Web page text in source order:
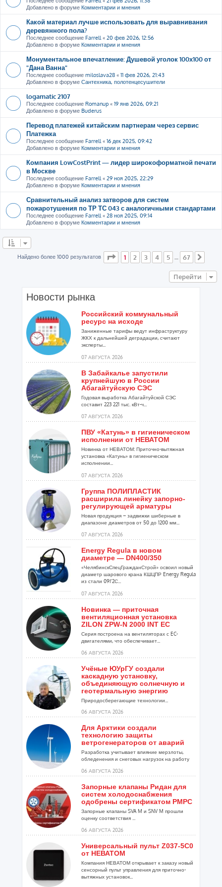
Добавлено в форуме Комментарии и мнения
Какой материал лучше использовать для выравнивания
деревянного пола?
Последнее сообщение Farrell « 20 фев 2026, 12:56
Добавлено в форуме Комментарии и мнения
Монументальное впечатление: Душевой уголок 100х100 от
"Дана Ванна"
Последнее сообщение miloslava28 « 11 фев 2026, 21:43
Добавлено в форуме Сантехника, полотенцесушители
logamatic 2107
Последнее сообщение Romanup « 19 янв 2026, 09:21
Добавлено в форуме Buderus
Перевод платежей китайским партнерам через сервис
Платежка
Последнее сообщение Farrell « 16 дек 2025, 09:42
Добавлено в форуме Комментарии и мнения
Компания LowCostPrint — лидер широкоформатной печати
в Москве
Последнее сообщение Farrell « 29 ноя 2025, 22:29
Добавлено в форуме Комментарии и мнения
Сравнительный анализ затворов для систем
пожаротушения по ТР ТС 043 с аналогичными стандартами
Последнее сообщение Farrell « 28 ноя 2025, 09:14
Добавлено в форуме Комментарии и мнения
Найдено более 1000 результатов Страница из 67
1 2 3 4 5 67
Перейти
Новости рынка
Российский коммунальный
ресурс на исходе
Заниженные тарифы ведут инфраструктуру
ЖКХ к дальнейшей деградации, считают
эксперты...
07 АВГУСТА 2026
В Забайкалье запустили
крупнейшую в России
Абагайтуйскую СЭС
Годовая выработка Абагайтуйской СЭС
составит 223 221 тыс. кВт-ч...
07 АВГУСТА 2026
ПВУ «Катунь» в гигиеническом
исполнении от НЕВАТОМ
Новинка от НЕВАТОМ: Приточно-вытяжная
установка «Катунь» в гигиеническом
исполнении...
07 АВГУСТА 2026
Группа ПОЛИПЛАСТИК
расширила линейку запорно-
регулирующей арматуры
Новая продукция – задвижки шиберные в
диапазоне диаметров от 50 до 1200 мм...
07 АВГУСТА 2026
Energy Regula в новом
диаметре — DN400/350
«ЧелябинскСпецГражданСтрой» освоил новый
диаметр шарового крана КШЦПР Energy Regula
из стали 09Г2С...
07 АВГУСТА 2026
Новинка — приточная
вентиляционная установка
ZILON ZPW-N 2000 INT EC
Серия построена на вентиляторах с EC-
двигателями, что обеспечивает...
06 АВГУСТА 2026
Учёные ЮУрГУ создали
каскадную установку,
объединяющую солнечную и
геотермальную энергию
Природосберегающие технологии...
06 АВГУСТА 2026
Для Арктики создали
технологию защиты
ветрогенераторов от аварий
Разработка учитывает влияние мерзлоты,
обледенения и снеговых нагрузок на работу
06 АВГУСТА 2026
Запорные клапаны Ридан для
систем холодоснабжения
одобрены сертификатом РМРС
Запорные клапаны SVA M и SNV M прошли
оценку соответствия ...
06 АВГУСТА 2026
Универсальный пульт Z037-5C0
от НЕВАТОМ
Компания НЕВАТОМ открывает к заказу новый
сенсорный пульт управления для приточно-
вытяжных установок...